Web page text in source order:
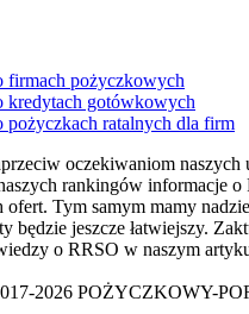
firmach pożyczkowych
kredytach gotówkowych
pożyczkach ratalnych dla firm
oczekiwaniom
rankingów informacje o
ofert. Tym samym mamy
będzie jeszcze łatwiejszy.
o RRSO w naszym
2026 POŻYCZKOWY-